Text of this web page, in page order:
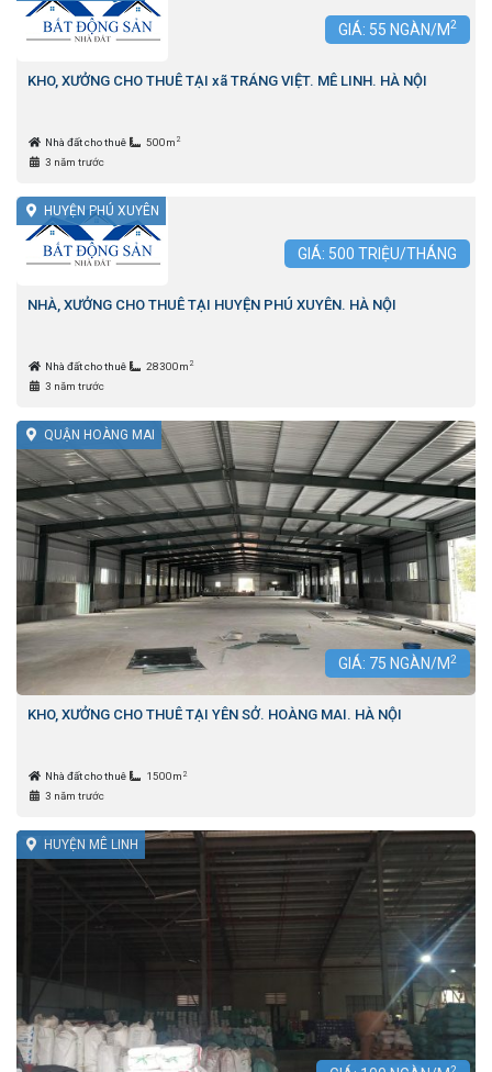
GIÁ: 55 NGÀN/M2
KHO, XƯỞNG CHO THUÊ TẠI xã TRÁNG VIỆT. MÊ LINH. HÀ NỘI
Nhà đất cho thuê 500m 2
3 năm trước
HUYỆN PHÚ XUYÊN
GIÁ: 500 TRIỆU/THÁNG
NHÀ, XƯỞNG CHO THUÊ TẠI HUYỆN PHÚ XUYÊN. HÀ NỘI
Nhà đất cho thuê 28300m 2
3 năm trước
QUẬN HOÀNG MAI
GIÁ: 75 NGÀN/M2
KHO, XƯỞNG CHO THUÊ TẠI YÊN SỞ. HOÀNG MAI. HÀ NỘI
Nhà đất cho thuê 1500m 2
3 năm trước
HUYỆN MÊ LINH